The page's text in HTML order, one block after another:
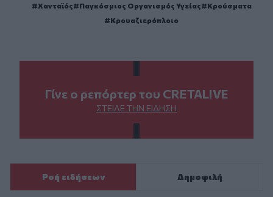
Χανταϊός Παγκόσμιος Οργανισμός Υγείας
Κρούσματα
Κρουαζιερόπλοιο
Γίνε ο ρεπόρτερ του CRETALIVE
ΣΤΕΊΛΕ ΤΗΝ ΕΊΔΗΣΗ
Ροή ειδήσεων Δημοφιλή